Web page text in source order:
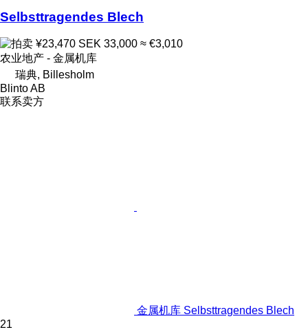
Selbsttragendes Blech
¥23,470 SEK 33,000 ≈ €3,010
农业地产 - 金属机库
瑞典, Billesholm
Blinto AB
联系卖方
金属机库 Selbsttragendes Blech
21